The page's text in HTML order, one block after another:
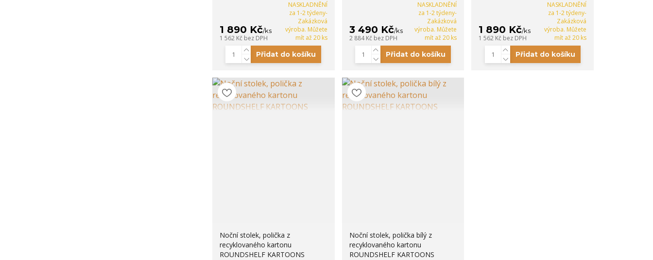
1 890 Kč/ks
1 562 Kč bez DPH
NASKLADNĚNÍ
za 1-2 týdeny-
Zakázková
výroba. Můžete
mít až 20 ks
Přidat do košíku
3 490 Kč/ks
2 884 Kč bez DPH
NASKLADNĚNÍ
za 1-2 týdeny-
Zakázková
výroba. Můžete
mít až 20 ks
Přidat do košíku
1 890 Kč/ks
1 562 Kč bez DPH
NASKLADNĚNÍ
za 1-2 týdeny-
Zakázková
výroba. Můžete
mít až 20 ks
Přidat do košíku
Noční stolek, polička z
recyklovaného kartonu
ROUNDSHELF KARTOONS
Noční stolek, polička bílý z
recyklovaného kartonu
ROUNDSHELF KARTOONS